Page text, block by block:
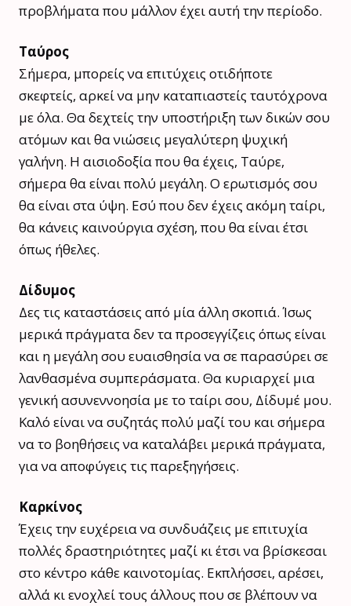
προβλήματα που μάλλον έχει αυτή την περίοδο.
Ταύρος
Σήμερα, μπορείς να επιτύχεις οτιδήποτε
σκεφτείς, αρκεί να μην καταπιαστείς ταυτόχρονα
με όλα. Θα δεχτείς την υποστήριξη των δικών σου
ατόμων και θα νιώσεις μεγαλύτερη ψυχική
γαλήνη. Η αισιοδοξία που θα έχεις, Ταύρε,
σήμερα θα είναι πολύ μεγάλη. Ο ερωτισμός σου
θα είναι στα ύψη. Εσύ που δεν έχεις ακόμη ταίρι,
θα κάνεις καινούργια σχέση, που θα είναι έτσι
όπως ήθελες.
Δίδυμος
Δες τις καταστάσεις από μία άλλη σκοπιά. Ίσως
μερικά πράγματα δεν τα προσεγγίζεις όπως είναι
και η μεγάλη σου ευαισθησία να σε παρασύρει σε
λανθασμένα συμπεράσματα. Θα κυριαρχεί μια
γενική ασυνεννοησία με το ταίρι σου, Δίδυμέ μου.
Καλό είναι να συζητάς πολύ μαζί του και σήμερα
να το βοηθήσεις να καταλάβει μερικά πράγματα,
για να αποφύγεις τις παρεξηγήσεις.
Καρκίνος
Έχεις την ευχέρεια να συνδυάζεις με επιτυχία
πολλές δραστηριότητες μαζί κι έτσι να βρίσκεσαι
στο κέντρο κάθε καινοτομίας. Εκπλήσσει, αρέσει,
αλλά κι ενοχλεί τους άλλους που σε βλέπουν να